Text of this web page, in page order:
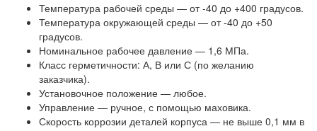
Температура рабочей среды — от -40 до +400 градусов.
Температура окружающей среды — от -40 до +50
градусов.
Номинальное рабочее давление — 1,6 МПа.
Класс герметичности: А, В или С (по желанию
заказчика).
Установочное положение — любое.
Управление — ручное, с помощью маховика.
Скорость коррозии деталей корпуса — не выше 0,1 мм в